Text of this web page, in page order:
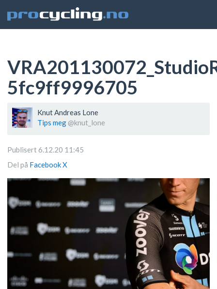
5fc9ff9996705
Knut Andreas Lone
Tips meg @knut_lone
Publisert 6.12.20 11:45
Del på FacebookX